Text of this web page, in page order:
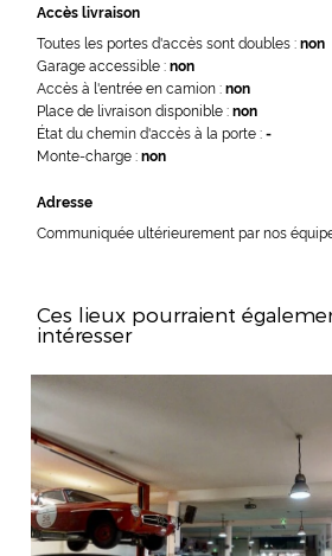
Accès livraison
Toutes les portes d'accès sont doubles :non
Garage accessible :non
Accès à l'entrée en camion :non
Place de livraison disponible :non
État du chemin d'accès à la porte :-
Monte-charge :non
Adresse
Communiquée ultérieurement par nos
Ces lieux pourraient
intéresser